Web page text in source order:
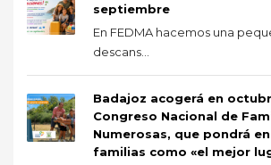
septiembre
En FEDMA hacemos una
descans...
Badajoz acogerá en
Congreso Nacional de
Numerosas, que pondrá
familias como «el mejor